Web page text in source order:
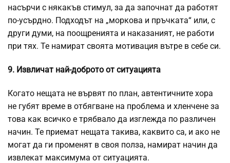
насърчи с някакъв стимул, за да започнат да работят
по-усърдно. Подходът на „моркова и пръчката“ или, с
други думи, на поощренията и наказаният, не работи
при тях. Те намират своята мотивация вътре в себе си.
9. Извличат най-доброто от ситуацията
Когато нещата не вървят по план, автентичните хора
не губят време в отбягване на проблема и хленчене за
това как всичко е трябвало да изглежда по различен
начин. Те приемат нещата такива, каквито са, и ако не
могат да ги променят в своя полза, намират начин да
извлекат максимума от ситуацията.